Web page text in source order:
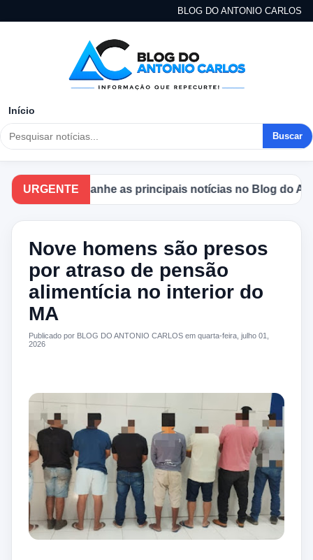
BLOG DO ANTONIO CARLOS
Início
Buscar
URGENTE
Acompanhe as principais notícias no Blog do
Nove homens são presos
por atraso de pensão
alimentícia no interior do
MA
Publicado por BLOG DO ANTONIO CARLOS em quarta-feira, julho 01,
2026